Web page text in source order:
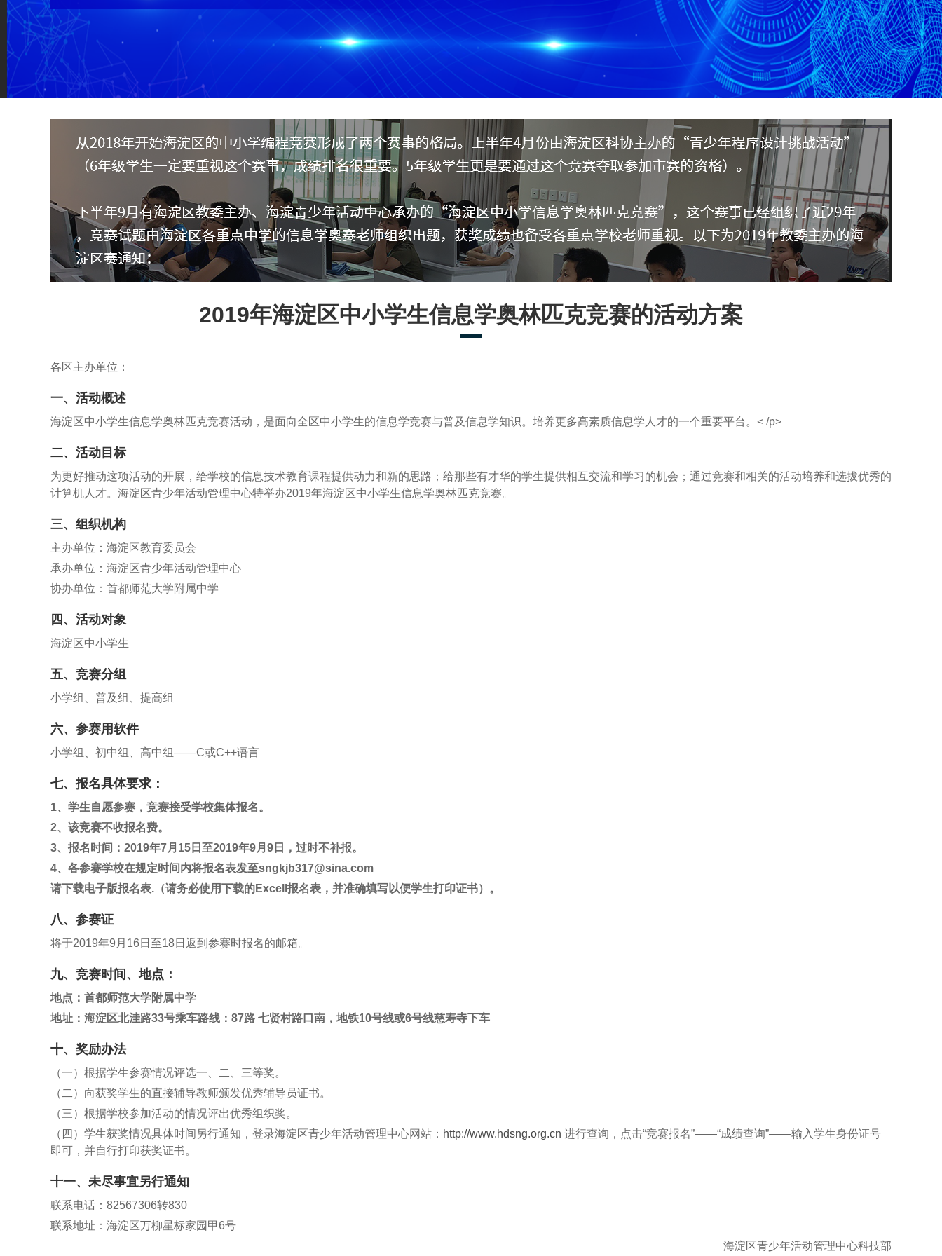
2019年海淀区中小学生信息学奥林匹克竞赛的活动方案
各区主办单位：
一、活动概述
海淀区中小学生信息学奥林匹克竞赛活动，是面向全区中小学生的信息学竞赛与普及信息学知识。培养更多高素质信息学人才的一个重要平台。< /p>
二、活动目标
为更好推动这项活动的开展，给学校的信息技术教育课程提供动力和新的思路；给那些有才华的学生提供相互交流和学习的机会；通过竞赛和相关的活动培养和选拔优秀的
计算机人才。海淀区青少年活动管理中心特举办2019年海淀区中小学生信息学奥林匹克竞赛。
三、组织机构
主办单位：海淀区教育委员会
承办单位：海淀区青少年活动管理中心
协办单位：首都师范大学附属中学
四、活动对象
海淀区中小学生
五、竞赛分组
小学组、普及组、提高组
六、参赛用软件
小学组、初中组、高中组——C或C++语言
七、报名具体要求：
1、学生自愿参赛，竞赛接受学校集体报名。
2、该竞赛不收报名费。
3、报名时间：2019年7月15日至2019年9月9日，过时不补报。
4、各参赛学校在规定时间内将报名表发至sngkjb317@sina.com
请下载电子版报名表.（请务必使用下载的Excell报名表，并准确填写以便学生打印证书）。
八、参赛证
将于2019年9月16日至18日返到参赛时报名的邮箱。
九、竞赛时间、地点：
地点：首都师范大学附属中学
地址：海淀区北洼路33号乘车路线：87路 七贤村路口南，地铁10号线或6号线慈寿寺下车
十、奖励办法
（一）根据学生参赛情况评选一、二、三等奖。
（二）向获奖学生的直接辅导教师颁发优秀辅导员证书。
（三）根据学校参加活动的情况评出优秀组织奖。
（四）学生获奖情况具体时间另行通知，登录海淀区青少年活动管理中心网站： http://www.hdsng.org.cn 进行查询，点击“竞赛报名”——“成绩查询”——输入学生身份证号
即可，并自行打印获奖证书。
十一、未尽事宜另行通知
联系电话：82567306转830
联系地址：海淀区万柳星标家园甲6号
海淀区青少年活动管理中心科技部